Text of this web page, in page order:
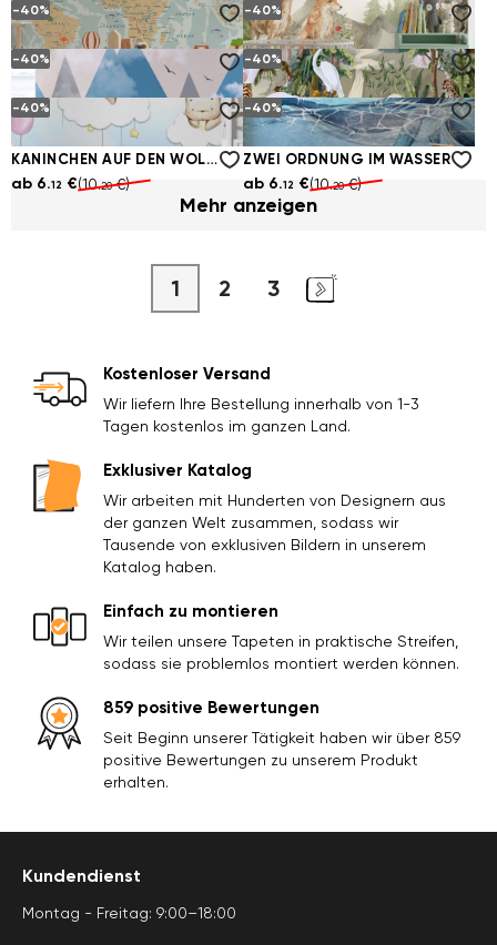
HIRSCH AUF EINER KLAREN WIESE
ab6.12€(10. 20 €)
DIE HEISSEN LUFTBALLONS FLIEGEN ÜBER DIE SCHNEEBEDECKTEN BERGE
ab6.12€(10.20€)
-40%
ab6. 12 €(10.
-40%
BÄR, HIRSCHE UND FÜCHSE IM WALD
ab6.12€(10.20 €)
-40%
KAMPF VON VÖGELN UND LUFTTRANSPORT IN DEN BERGEN
ab (10.
-40%
NATUR UND TIERE IN FREIER WILDBAHN
ab 12€ (10.20€)
-40%
KANINCHEN AUF DEN WOLKEN
ab 6.12 €(10.20€)
-40%
ZWEI ORDNUNG IM WASSER
ab 6.12 €(10.20€)
Mehr anzeigen
1 2 3
Kostenloser Versand
Wir liefern Ihre Bestellung innerhalb von 1-3
Tagen kostenlos im ganzen Land.
Exklusiver Katalog
Wir arbeiten mit Hunderten von Designern aus
der ganzen Welt zusammen, sodass wir
Tausende von exklusiven Bildern in unserem
Katalog haben.
Einfach zu montieren
Wir teilen unsere Tapeten in praktische Streifen,
sodass sie problemlos montiert werden können.
859 positive Bewertungen
Seit Beginn unserer Tätigkeit haben wir über 859
positive Bewertungen zu unserem Produkt
erhalten.
Kundendienst
Montag - Freitag: 9:00–18:00